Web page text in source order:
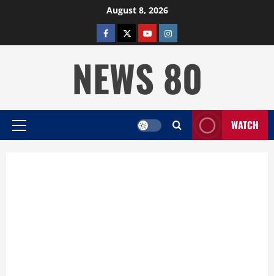
August 8, 2026
facebooktwitterYOUTUBE
instagram
NEWS 80
Primary
WATCH